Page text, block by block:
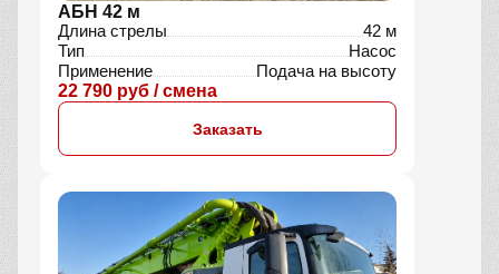
АБН 42 м
Длина стрелы
42 м
Тип
Насос
Применение
Подача на высоту
22 790 руб / смена
Заказать